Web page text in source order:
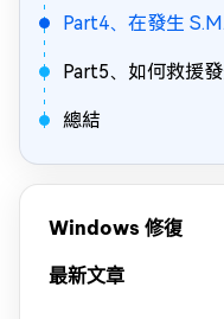
Part4、在發生
Part5、如何救援發
總結
Windows 修復
最新文章